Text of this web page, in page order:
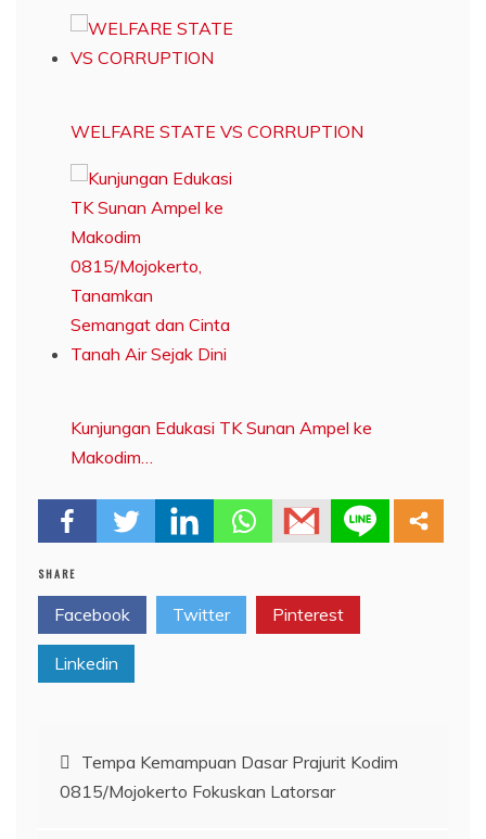
WELFARE STATE VS CORRUPTION
Kunjungan Edukasi TK Sunan Ampel ke
Makodim…
SHARE
Facebook Twitter Pinterest
Linkedin
Navigasi
pos
Tempa Kemampuan Dasar Prajurit Kodim
0815/Mojokerto Fokuskan Latorsar